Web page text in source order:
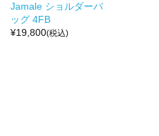
Jamale ショルダーバ
ッグ 4FB
¥19,800(税込)